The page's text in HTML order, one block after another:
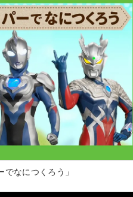
なにつくろう」